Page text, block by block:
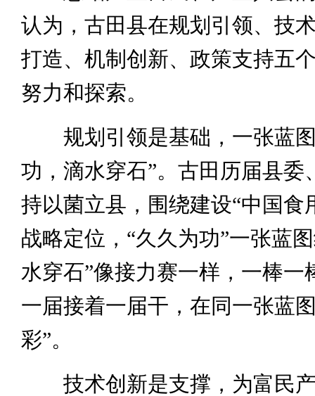
认为，古田县在规划引领、技
打造、机制创新、政策支持五
努力和探索。
规划引领是基础，一张蓝图
功，滴水穿石”。古田历届县委
持以菌立县，围绕建设“中国食
战略定位，“久久为功”一张蓝
水穿石”像接力赛一样，一棒一
一届接着一届干，在同一张蓝
彩”。
技术创新是支撑，为富民产